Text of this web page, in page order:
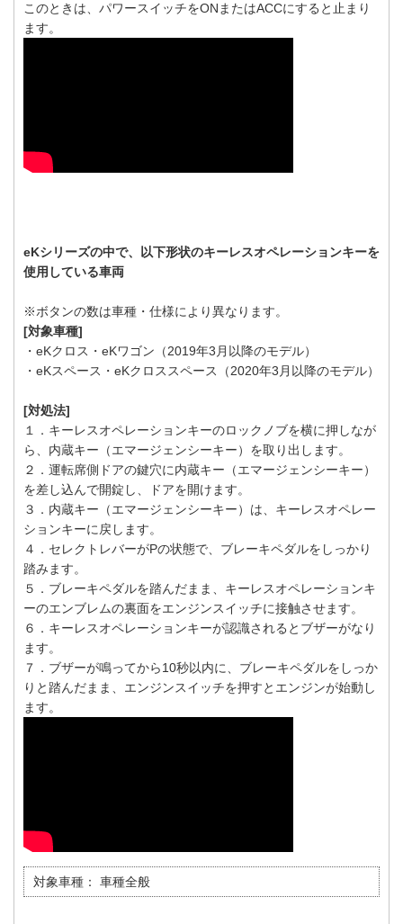
このときは、パワースイッチをONまたはACCにすると止まり
ます。
eKシリーズの中で、以下形状のキーレスオペレーションキーを
使用している車両
※ボタンの数は車種・仕様により異なります。
[対象車種]
・eKクロス・eKワゴン（2019年3月以降のモデル）
・eKスペース・eKクロススペース（2020年3月以降のモデル）
[対処法]
１．キーレスオペレーションキーのロックノブを横に押しなが
ら、内蔵キー（エマージェンシーキー）を取り出します。
２．運転席側ドアの鍵穴に内蔵キー（エマージェンシーキー）
を差し込んで開錠し、ドアを開けます。
３．内蔵キー（エマージェンシーキー）は、キーレスオペレー
ションキーに戻します。
４．セレクトレバーがPの状態で、ブレーキペダルをしっかり
踏みます。
５．ブレーキペダルを踏んだまま、キーレスオペレーションキ
ーのエンブレムの裏面をエンジンスイッチに接触させます。
６．キーレスオペレーションキーが認識されるとブザーがなり
ます。
７．ブザーが鳴ってから10秒以内に、ブレーキペダルをしっか
りと踏んだまま、エンジンスイッチを押すとエンジンが始動し
ます。
対象車種： 車種全般